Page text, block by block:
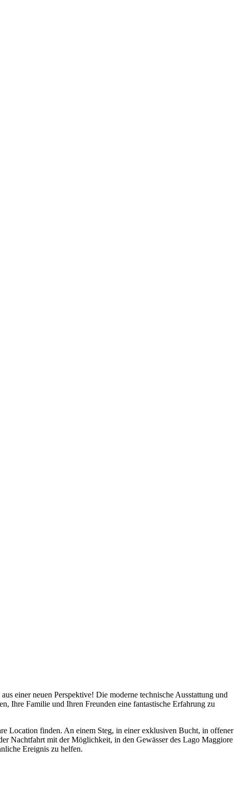
einer neuen Perspektive! Die moderne technische Ausstattung und
Ihre Familie und Ihren Freunden eine fantastische Erfahrung zu
Location finden. An einem Steg, in einer exklusiven Bucht, in offener
Nachtfahrt mit der Möglichkeit, in den Gewässer des Lago Maggiore
Ereignis zu helfen.